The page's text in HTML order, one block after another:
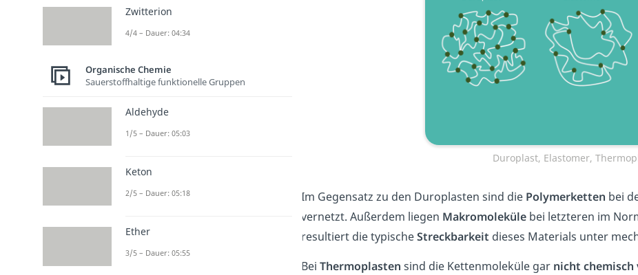
Duroplast, Elastomer,
Im Gegensatz zu den Duroplasten sind die Polymerketten bei
vernetzt. Außerdem liegen Makromoleküle bei letzteren im
resultiert die typischeStreckbarkeit dieses Materials unter
Bei Thermoplasten sind die Kettenmoleküle gar nicht chemisch
Zwitterion
4/4 – Dauer: 04:34
Organische Chemie
Sauerstoffhaltige funktionelle Gruppen
Aldehyde
1/5 – Dauer: 05:03
Keton
2/5 – Dauer: 05:18
Ether
3/5 – Dauer: 05:55